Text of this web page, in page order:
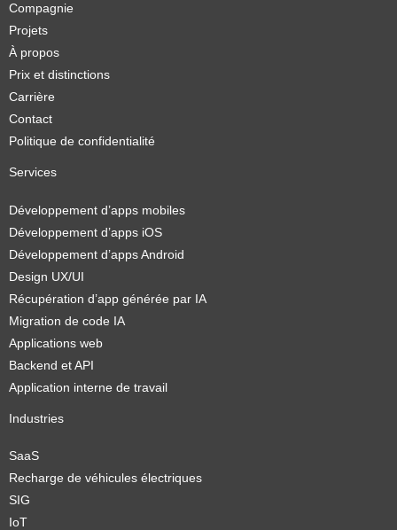
Compagnie
Projets
À propos
Prix et distinctions
Carrière
Contact
Politique de confidentialité
Services
Développement d’apps mobiles
Développement d’apps iOS
Développement d’apps Android
Design UX/UI
Récupération d’app générée par IA
Migration de code IA
Applications web
Backend et API
Application interne de travail
Industries
SaaS
Recharge de véhicules électriques
SIG
IoT